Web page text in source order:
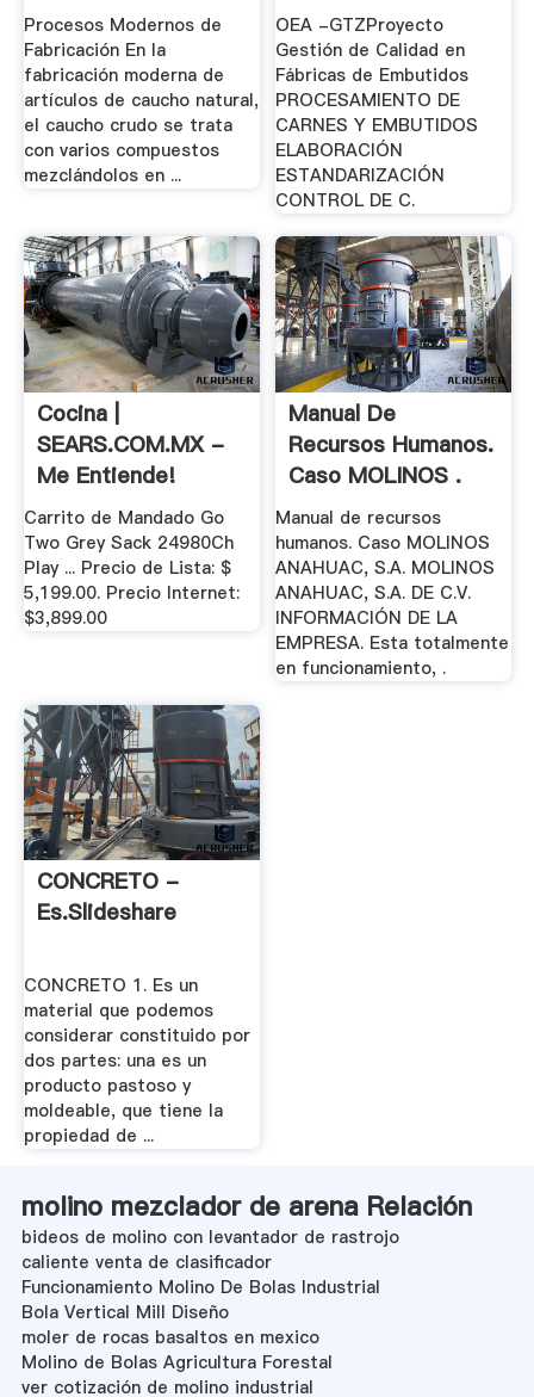
Procesos Modernos de
Fabricación En la
fabricación moderna de
artículos de caucho natural,
el caucho crudo se trata
con varios compuestos
mezclándolos en ...
OEA -GTZProyecto
Gestión de Calidad en
Fábricas de Embutidos
PROCESAMIENTO DE
CARNES Y EMBUTIDOS
ELABORACIÓN
ESTANDARIZACIÓN
CONTROL DE C.
Cocina |
SEARS.COM.MX -
Me Entiende!
Carrito de Mandado Go
Two Grey Sack 24980Ch
Play ... Precio de Lista: $
5,199.00. Precio Internet:
$3,899.00
Manual De
Recursos Humanos.
Caso MOLINOS .
Manual de recursos
humanos. Caso MOLINOS
ANAHUAC, S.A. MOLINOS
ANAHUAC, S.A. DE C.V.
INFORMACIÓN DE LA
EMPRESA. Esta totalmente
en funcionamiento, .
CONCRETO -
Es.slideshare
CONCRETO 1. Es un
material que podemos
considerar constituido por
dos partes: una es un
producto pastoso y
moldeable, que tiene la
propiedad de ...
molino mezclador de arena Relación
bideos de molino con levantador de rastrojo
caliente venta de clasificador
Funcionamiento Molino De Bolas Industrial
Bola Vertical Mill Diseño
moler de rocas basaltos en mexico
Molino de Bolas Agricultura Forestal
ver cotización de molino industrial